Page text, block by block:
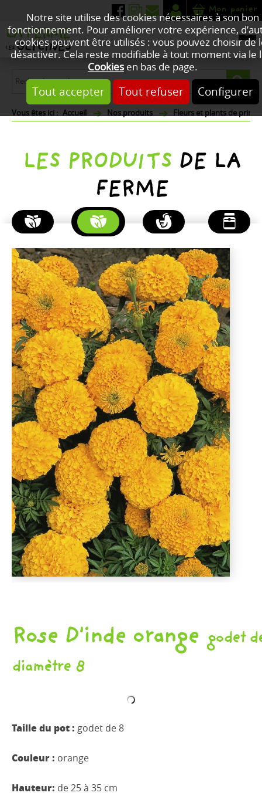
Notre site utilise des cookies nécessaires à son bon
fonctionnement. Pour améliorer votre expérience,
cookies peuvent être utilisés : vous pouvez choisir de
désactiver. Cela reste modifiable à tout moment via le
Cookies en bas de page.
Tout accepter Tout refuser Configurer
Mon panier
Accueil Nos produits Fleurs et plants de
LES PRODUITS DE LA
FERME
PLANTES
D'AUTOMNE
FLEURS
ET
PLANTS
DE
PRINTEMPS
POULETS
ET
PINTADES
PRODUITS
DE
L'ÉPICERIE
Rose D'inde orange godet
diamètre 8
Taille du pot : godet de 8
Couleur : orange
Hauteur: de 25 à 35 cm